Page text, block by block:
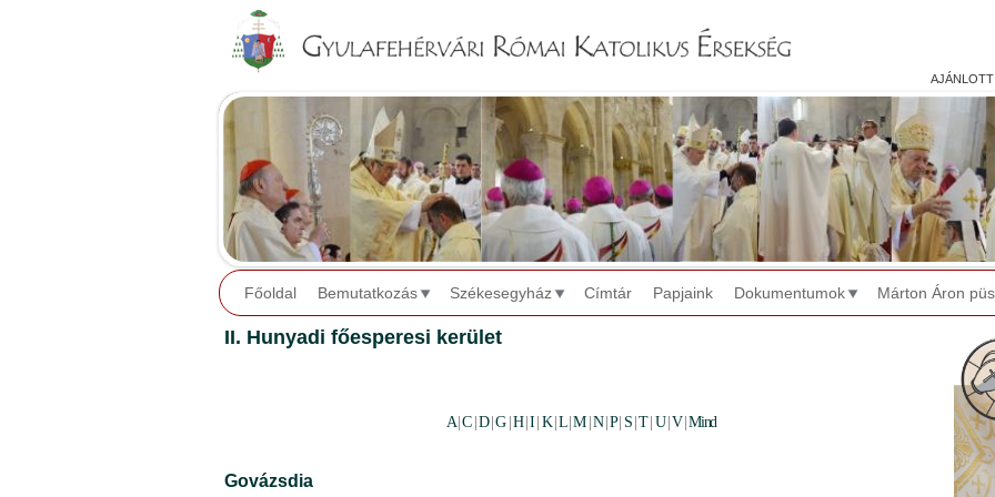
ajánlott
Főoldal Bemutatkozás Székesegyház Címtár Papjaink Dokumentumok Márton Áron
II. Hunyadi főesperesi kerület
A |C D |G H |I K L |M N |P S |T U V |Mind
Govázsdia